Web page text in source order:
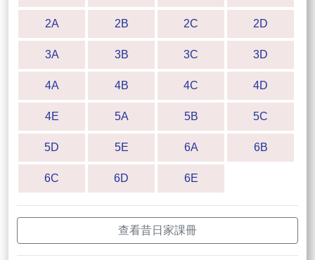
2A 2B 2C 2D
3A 3B 3C 3D
4A 4B 4C 4D
4E 5A 5B 5C
5D 5E 6A 6B
6C 6D 6E
查看昔日家課冊